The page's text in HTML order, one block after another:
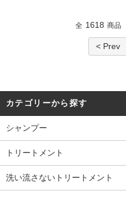
全 1618 商品
< Prev
カテゴリーから探す
シャンプー
トリートメント
洗い流さないトリートメント